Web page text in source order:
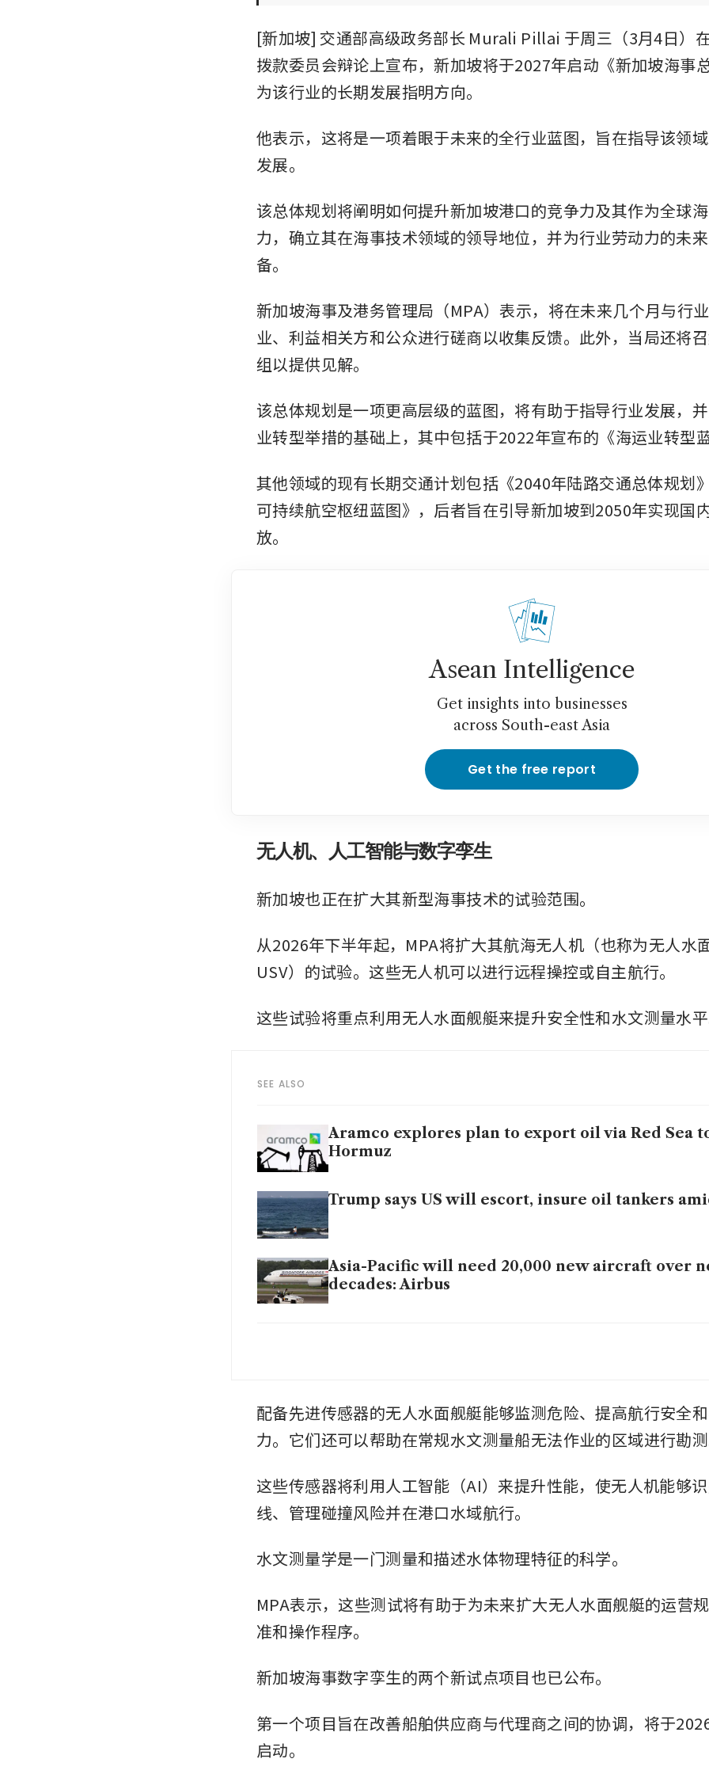
[新加坡] 交通部高级政务部长 Murali Pillai 于周三（3月4日）
拨款委员会辩论上宣布，新加坡将于2027年启动《新加坡海事
为该行业的长期发展指明方向。
他表示，这将是一项着眼于未来的全行业蓝图，旨在指导该领
发展。
该总体规划将阐明如何提升新加坡港口的竞争力及其作为全球
力，确立其在海事技术领域的领导地位，并为行业劳动力的未
备。
新加坡海事及港务管理局（MPA）表示，将在未来几个月与行
业、利益相关方和公众进行磋商以收集反馈。此外，当局还将
组以提供见解。
该总体规划是一项更高层级的蓝图，将有助于指导行业发展，
业转型举措的基础上，其中包括于2022年宣布的《海运业转型蓝
其他领域的现有长期交通计划包括《2040年陆路交通总体规划
可持续航空枢纽蓝图》，后者旨在引导新加坡到2050年实现国
放。
Asean Intelligence
Get insights into businesses
across South-east Asia
Get the free report
无人机、人工智能与数字孪生
新加坡也正在扩大其新型海事技术的试验范围。
从2026年下半年起，MPA将扩大其航海无人机（也称为无人水面
USV）的试验。这些无人机可以进行远程操控或自主航行。
这些试验将重点利用无人水面舰艇来提升安全性和水文测量水平
SEE ALSO
Aramco explores plan to export oil via Red Sea
Hormuz
Trump says US will escort, insure oil tankers
Asia-Pacific will need 20,000 new aircraft over
decades: Airbus
carriers face longer-term price hikes
chain disruption from Gulf conflict
配备先进传感器的无人水面舰艇能够监测危险、提高航行安全
力。它们还可以帮助在常规水文测量船无法作业的区域进行勘测
这些传感器将利用人工智能（AI）来提升性能，使无人机能够
线、管理碰撞风险并在港口水域航行。
水文测量学是一门测量和描述水体物理特征的科学。
MPA表示，这些测试将有助于为未来扩大无人水面舰艇的运营
准和操作程序。
新加坡海事数字孪生的两个新试点项目也已公布。
第一个项目旨在改善船舶供应商与代理商之间的协调，将于
启动。